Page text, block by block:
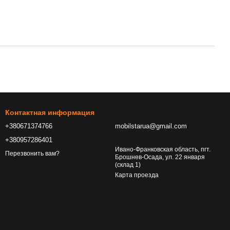
Контактная информация
+380671374766
+380957286401
Перезвонить вам?
mobilstarua@gmail.com
Ивано-Франковская область, пгт.
Брошнев-Осада, ул. 22 января
(склад 1)
Карта проезда